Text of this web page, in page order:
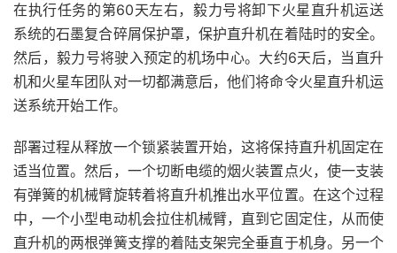
在执行任务的第60天左右，毅力号将卸下火星直升机运送
系统的石墨复合碎屑保护罩，保护直升机在着陆时的安全。
然后，毅力号将驶入预定的机场中心。大约6天后，当直升
机和火星车团队对一切都满意后，他们将命令火星直升机运
送系统开始工作。
部署过程从释放一个锁紧装置开始，这将保持直升机固定在
适当位置。然后，一个切断电缆的烟火装置点火，使一支装
有弹簧的机械臂旋转着将直升机推出水平位置。在这个过程
中，一个小型电动机会拉住机械臂，直到它固定住，从而使
直升机的两根弹簧支撑的着陆支架完全垂直于机身。另一个